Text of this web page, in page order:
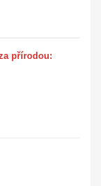
přírodou: